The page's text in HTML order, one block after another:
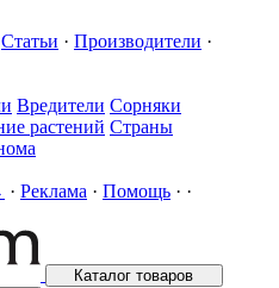
Статьи · Производители ·
Вредители Сорняки
растений Страны
· Реклама · Помощь · ·
Каталог товаров